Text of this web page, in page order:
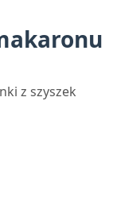
z szyszek